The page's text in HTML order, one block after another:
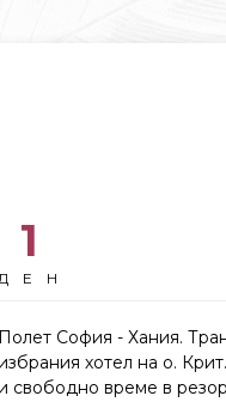
1
Полет София - Хания.
хотел на о.
свободно време в